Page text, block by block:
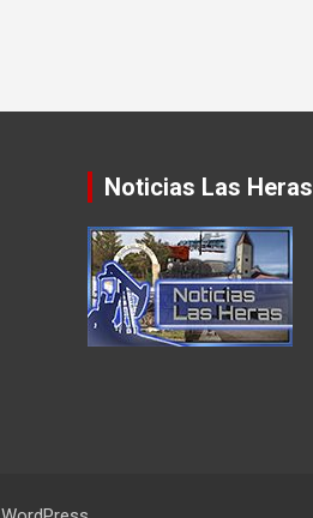
Noticias Las Heras